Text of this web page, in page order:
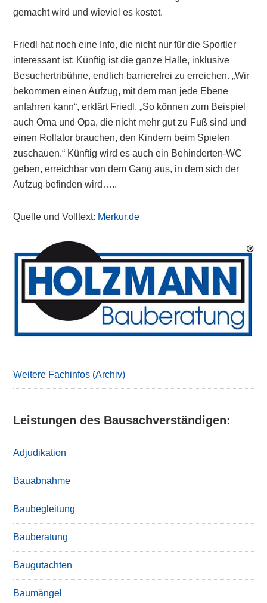
gemacht wird und wieviel es kostet.
Friedl hat noch eine Info, die nicht nur für die Sportler
interessant ist: Künftig ist die ganze Halle, inklusive
Besuchertribühne, endlich barrierefrei zu erreichen. „Wir
bekommen einen Aufzug, mit dem man jede Ebene
anfahren kann“, erklärt Friedl. „So können zum Beispiel
auch Oma und Opa, die nicht mehr gut zu Fuß sind und
einen Rollator brauchen, den Kindern beim Spielen
zuschauen.“ Künftig wird es auch ein Behinderten-WC
geben, erreichbar von dem Gang aus, in dem sich der
Aufzug befinden wird…..
Quelle und Volltext: Merkur.de
Primary
Sidebar
Weitere Fachinfos (Archiv)
Leistungen des Bausachverständigen:
Adjudikation
Bauabnahme
Baubegleitung
Bauberatung
Baugutachten
Baumängel